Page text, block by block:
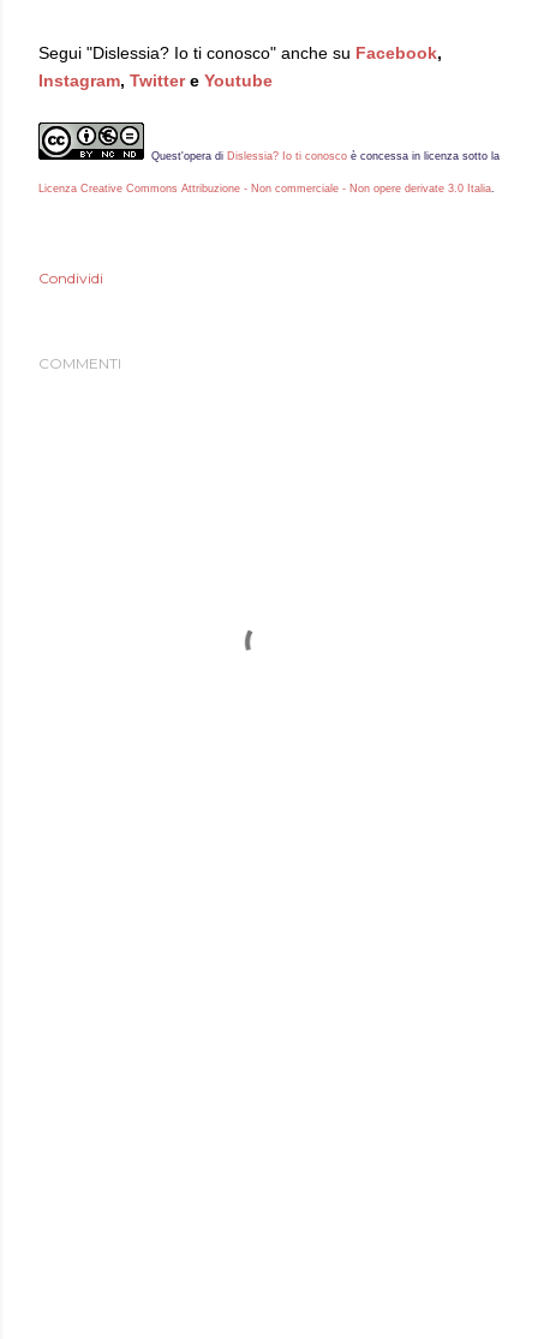
Segui "Dislessia? Io ti conosco" anche su Facebook,
Instagram, Twittere Youtube
Quest'opera di Dislessia? Io ti conosco è concessa in licenza sotto la
Licenza Creative Commons Attribuzione - Non commerciale - Non opere derivate 3.0 Italia.
Condividi
COMMENTI